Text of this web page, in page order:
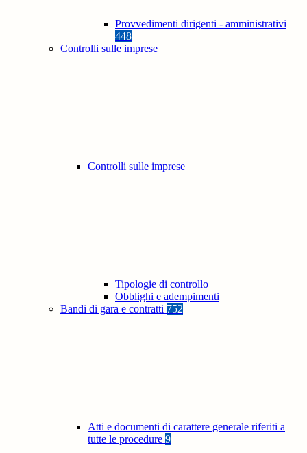
Provvedimenti dirigenti - amministrativi
448
Controlli sulle imprese
Controlli sulle imprese
Tipologie di controllo
Obblighi e adempimenti
Bandi di gara e contratti 752
Atti e documenti di carattere generale riferiti a
tutte le procedure 9